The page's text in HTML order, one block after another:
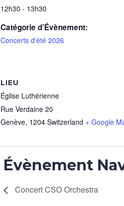
12h30 - 13h30
Catégorie d’Évènement:
Concerts d'été 2026
LIEU
Église Luthérienne
Rue Verdaine 20
Genève, 1204 Switzerland + Google
Évènement
Concert CSO Orchestra